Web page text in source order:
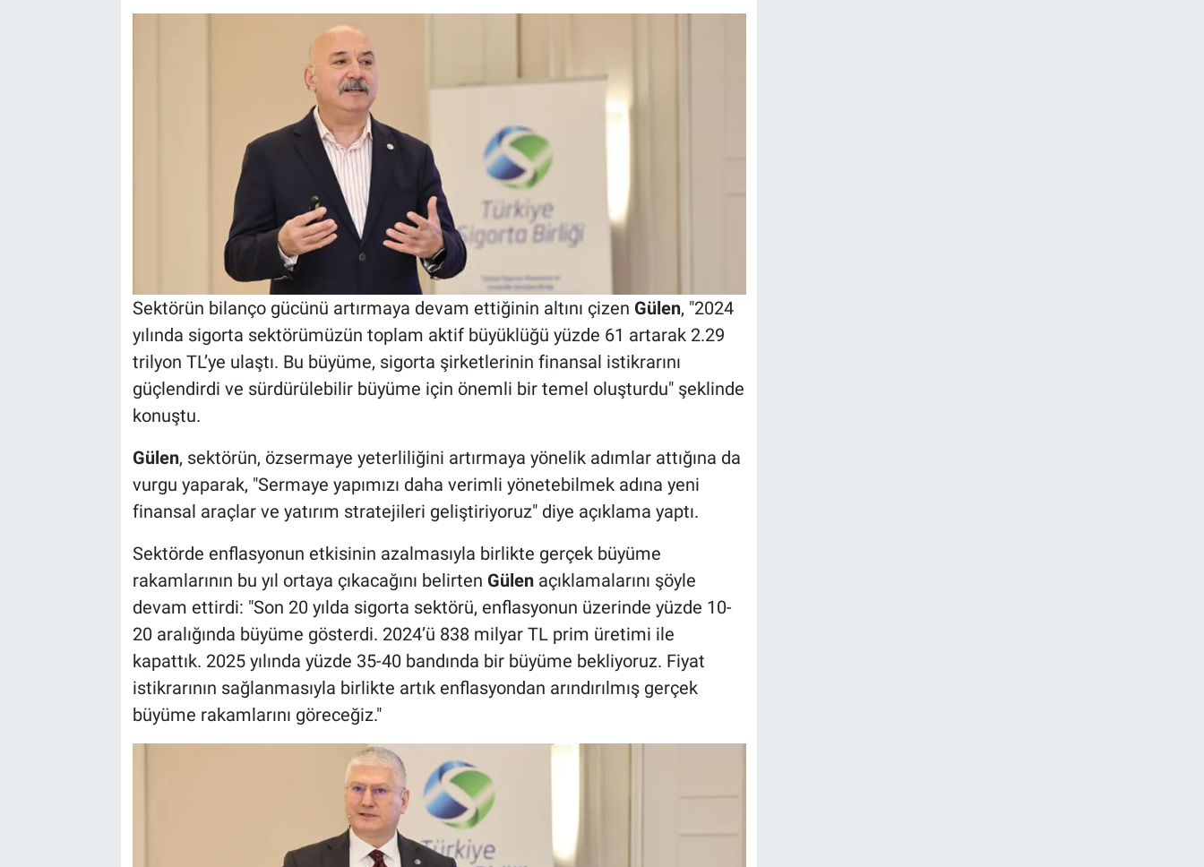
Sektörün bilanço gücünü artırmaya devam ettiğinin altını çizen Gülen, "2024
yılında sigorta sektörümüzün toplam aktif büyüklüğü yüzde 61 artarak 2.29
trilyon TL’ye ulaştı. Bu büyüme, sigorta şirketlerinin finansal istikrarını
güçlendirdi ve sürdürülebilir büyüme için önemli bir temel oluşturdu" şeklinde
konuştu.
Gülen, sektörün, özsermaye yeterliliğini artırmaya yönelik adımlar attığına da
vurgu yaparak, "Sermaye yapımızı daha verimli yönetebilmek adına yeni
finansal araçlar ve yatırım stratejileri geliştiriyoruz" diye açıklama yaptı.
Sektörde enflasyonun etkisinin azalmasıyla birlikte gerçek büyüme
rakamlarının bu yıl ortaya çıkacağını belirten Gülenaçıklamalarını şöyle
devam ettirdi: "Son 20 yılda sigorta sektörü, enflasyonun üzerinde yüzde 10-
20 aralığında büyüme gösterdi. 2024’ü 838 milyar TL prim üretimi ile
kapattık. 2025 yılında yüzde 35-40 bandında bir büyüme bekliyoruz. Fiyat
istikrarının sağlanmasıyla birlikte artık enflasyondan arındırılmış gerçek
büyüme rakamlarını göreceğiz."